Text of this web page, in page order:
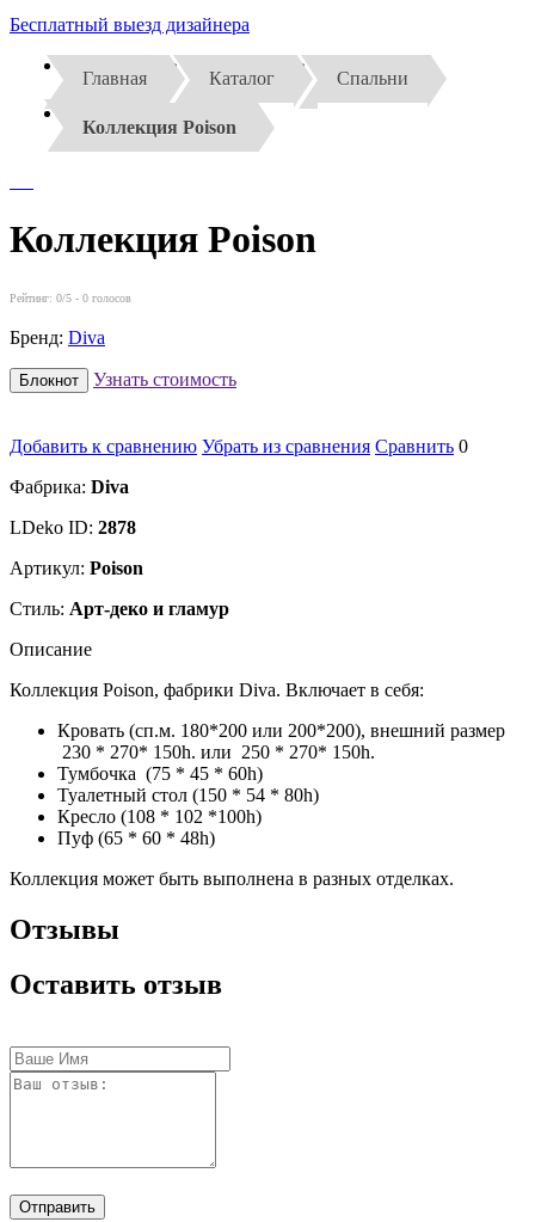
Бесплатный выезд дизайнера
Главная Каталог Спальни
Коллекция Poison
Коллекция Poison
Рейтинг: 0/5 - 0 голосов
Бренд: Diva
Блокнот Узнать стоимость
Добавить к сравнению Убрать из сравнения Сравнить 0
Фабрика: Diva
LDeko ID: 2878
Артикул: Poison
Стиль: Арт-деко и гламур
Описание
Коллекция Poison, фабрики Diva. Включает в себя:
Кровать (сп.м. 180*200 или 200*200), внешний размер
230 * 270* 150h. или 250 * 270* 150h.
Тумбочка (75 * 45 * 60h)
Туалетный стол (150 * 54 * 80h)
Кресло (108 * 102 *100h)
Пуф (65 * 60 * 48h)
Коллекция может быть выполнена в разных отделках.
Отзывы
Оставить отзыв
Отправить